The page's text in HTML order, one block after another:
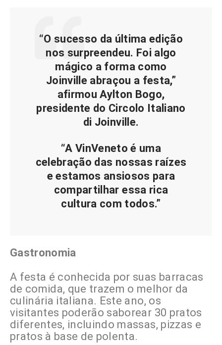
“O sucesso da última edição
nos surpreendeu. Foi algo
mágico a forma como
Joinville abraçou a festa,”
afirmou Aylton Bogo,
presidente do Circolo Italiano
di Joinville.
“A VinVeneto é uma
celebração das nossas raízes
e estamos ansiosos para
compartilhar essa rica
cultura com todos.”
Gastronomia
A festa é conhecida por suas barracas
de comida, que trazem o melhor da
culinária italiana. Este ano, os
visitantes poderão saborear 30 pratos
diferentes, incluindo massas, pizzas e
pratos à base de polenta.